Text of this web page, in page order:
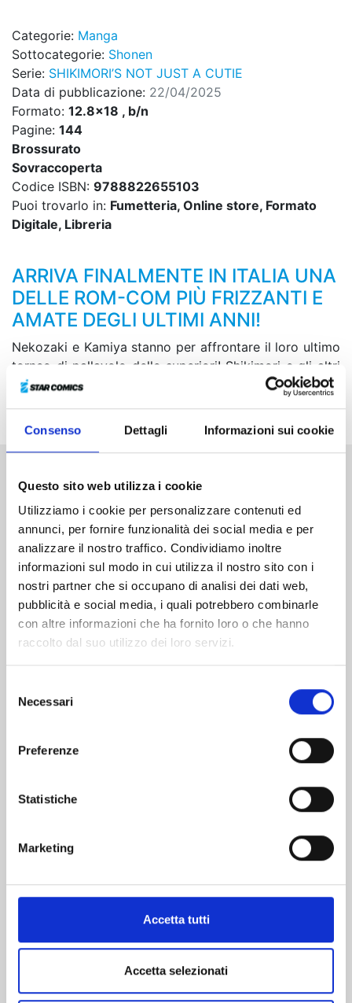
Consenso Dettagli Informazioni sui cookie
Questo sito web utilizza i cookie
Utilizziamo i cookie per personalizzare contenuti ed
annunci, per fornire funzionalità dei social media e per
analizzare il nostro traffico. Condividiamo inoltre
informazioni sul modo in cui utilizza il nostro sito con i
nostri partner che si occupano di analisi dei dati web,
pubblicità e social media, i quali potrebbero combinarle
con altre informazioni che ha fornito loro o che hanno
raccolto dal suo utilizzo dei loro servizi.
delNecessari
Preferenze
Statistiche
Marketing
Accetta tutti
Accetta selezionati
Categorie: Manga
Sottocategorie: Shonen
Serie: SHIKIMORI’S NOT JUST A CUTIE
Data di pubblicazione: 22/04/2025
Formato: 12.8x18 , b/n
Pagine: 144
Brossurato
Sovraccoperta
Codice ISBN: 9788822655103
Puoi trovarlo in: Fumetteria, Online store, Formato
Digitale, Libreria
ARRIVA FINALMENTE IN ITALIA UNA
DELLE ROM-COM PIÙ FRIZZANTI E
AMATE DEGLI ULTIMI ANNI!
Nekozaki e Kamiya stanno per affrontare il loro ultimo
torneo di pallavolo delle superiori! Shikimori e gli altri
sono pronti a sostenere le loro amiche fino all’ultimo,
Altri volumi della serie
Mostra tutto